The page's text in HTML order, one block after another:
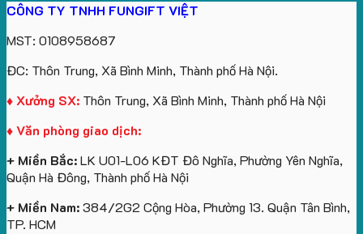
Lữ
Hành
Trung
tâm
KEO
lớn
ấn
cầu
túi
logo
Vinhomes
Royal
số
lớn
Group
quà
tặng
CÔNG TY TNHH FUNGIFT VIỆT
MST: 0108958687
ĐC: Thôn Trung, Xã Bình Minh, Thành phố Hà Nội.
♦ Xưởng SX: Thôn Trung, Xã Bình Minh, Thành phố Hà Nội
♦ Văn phòng giao dịch:
+ Miền Bắc:LK U01-L06 KĐT Đô Nghĩa, Phường Yên Nghĩa,
Quận Hà Đông, Thành phố Hà Nội
+ Miền Nam:384/2G2 Cộng Hòa, Phường 13. Quận Tân Bình,
TP. HCM